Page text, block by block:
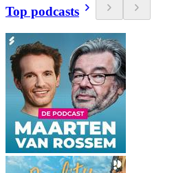
Top podcasts